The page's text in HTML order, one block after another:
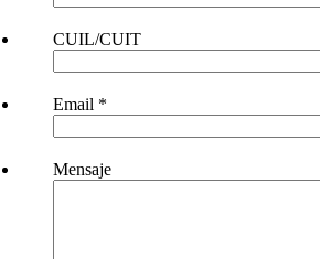
CUIL/CUIT
Email *
Mensaje